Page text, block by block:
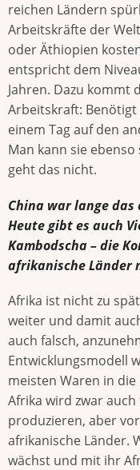
reichen Ländern
Arbeitskräfte der
oder Äthiopien
entspricht dem
Jahren. Dazu kommt
Arbeitskraft:
einem Tag auf den
Man kann sie
geht das nicht.
China war lange
Heute gibt es auch
Kambodscha – die
afrikanische Länder
Afrika ist nicht zu
weiter und damit
auch falsch,
Entwicklungsmodell
meisten Waren in
Afrika wird zwar
produzieren, aber
afrikanische Länder.
wächst und mit ihr